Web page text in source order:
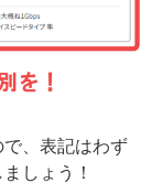
、表記はわず
しょう！